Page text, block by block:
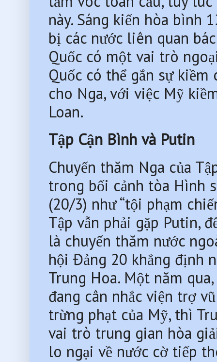
này. Sáng kiến hòa bình
bị các nước liên quan
Quốc có một vai trò
Quốc có thể gắn sự
cho Nga, với việc Mỹ
Loan.
Tập Cận Bình và Putin
Chuyến thăm Nga của
trong bối cảnh tòa Hình
(20/3) như “tội phạm
Tập vẫn phải gặp Putin,
là chuyến thăm nước
hội Đảng 20 khẳng định
Trung Hoa. Một năm
đang cân nhắc viện trợ
trừng phạt của Mỹ, thì
vai trò trung gian hòa
lo ngại về nước cờ tiếp